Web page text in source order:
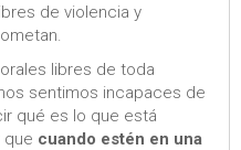
de violencia y
libres de toda
sentimos incapaces de
qué es lo que está
que cuando estén en una